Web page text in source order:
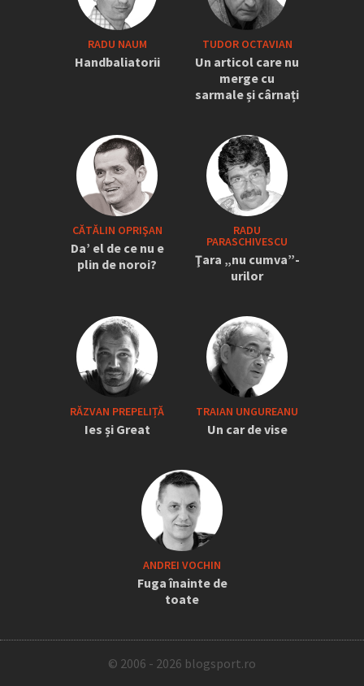
RADU NAUM
Handbaliatorii
TUDOR OCTAVIAN
Un articol care nu
merge cu
sarmale și cârnați
CĂTĂLIN OPRIŞAN
Da’ el de ce nu e
plin de noroi?
RADU
PARASCHIVESCU
Ţara „nu cumva”-
urilor
RĂZVAN PREPELIȚĂ
Ies și Great
TRAIAN UNGUREANU
Un car de vise
ANDREI VOCHIN
Fuga înainte de
toate
© 2006 - 2026 blogsport.ro